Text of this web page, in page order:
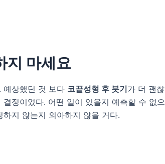
지 마세요
예상했던 것 보다 코끝성형 후 붓기가 더 괜찮
정이었다. 어떤 일이 있을지 예측할 수 없으
지 않는지 의아하지 않을 거다.